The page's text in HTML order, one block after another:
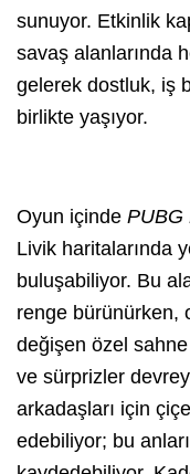
sunuyor. Etkinlik
savaş alanlarında
gelerek dostluk, iş
birlikte yaşıyor.
Oyun içinde PUBG
Livik haritalarında
buluşabiliyor. Bu
renge bürünürken,
değişen özel
ve sürprizler
arkadaşları için
edebiliyor; bu